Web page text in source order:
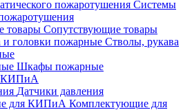
Системы
Сопутствующие товары
Стволы, рукава
Шкафы пожарные
КИПиА
Датчики давления
Комплектующие для